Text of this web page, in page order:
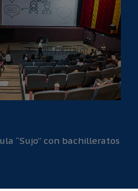
“Sujo” con bachilleratos